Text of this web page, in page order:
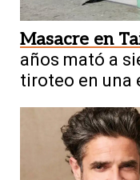
Masacre en
años mató a
tiroteo en una